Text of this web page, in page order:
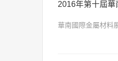
2016年第十屆
華南國際金屬材料